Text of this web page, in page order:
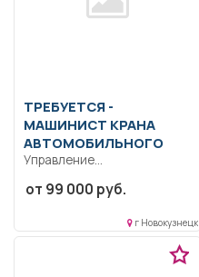
ТРЕБУЕТСЯ -
МАШИНИСТ КРАНА
АВТОМОБИЛЬНОГО
Управление
средством (автокран
от 99 000 руб.
г Новокузнецк